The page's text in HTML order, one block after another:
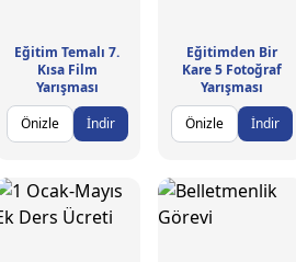
Eğitim Temalı 7.
Kısa Film
Yarışması
Önizle
İndir
Eğitimden Bir
Kare 5 Fotoğraf
Yarışması
Önizle
İndir